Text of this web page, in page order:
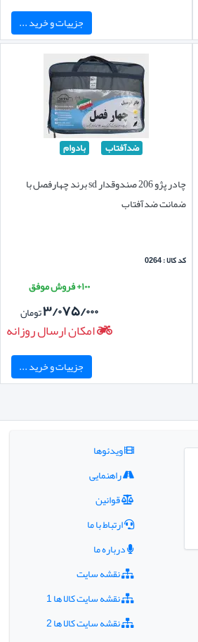
جزییات و خرید ...
ضدآفتاب بادوام
چادر پژو 206 صندوقدار sd برند چهارفصل با
ضمانت ضدآفتاب
کد کالا : 0264
۱۰۰+ فروش موفق
۳/۰۷۵/۰۰۰تومان
امکان ارسال روزانه
جزییات و خرید ...
ویدئوها
راهنمایی
قوانین
ارتباط با ما
درباره ما
نقشه سایت
نقشه سایت کالا ها 1
نقشه سایت کالا ها 2